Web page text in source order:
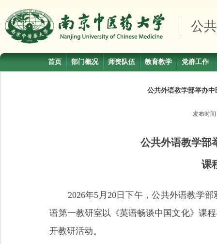
公
首页 部门概况 师资队伍 教育教学 党群工作
公共外语教学部举办
发布时
公共外语教学部
课
2026年5 月 20日下午，公共外语教学
语第一教研室以《英语畅谈中国文化》课
开教研活动。